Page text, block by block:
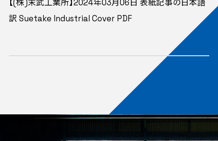
【(株)末武工業所】2024年03月06日 表紙記事の日本語
訳 Suetake Industrial Cover PDF